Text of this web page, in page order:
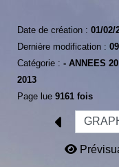
Date de création : 01/02/
Dernière modification :
Catégorie : - ANNEES
2013
Page lue 9161 fois